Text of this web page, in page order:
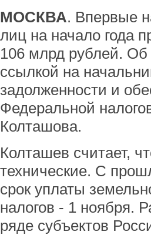
МОСКВА. Впервые
лиц на начало года
106 млрд рублей. Об
ссылкой на
задолженности и
Федеральной
Колташова.
Колташев считает,
технические. С
срок уплаты
налогов - 1 ноября.
ряде субъектов